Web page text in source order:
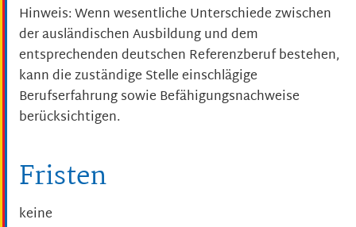
Hinweis: Wenn wesentliche Unterschiede zwischen
der ausländischen Ausbildung und dem
entsprechenden deutschen Referenzberuf bestehen,
kann die zuständige Stelle einschlägige
Berufserfahrung sowie Befähigungsnachweise
berücksichtigen.
Fristen
keine